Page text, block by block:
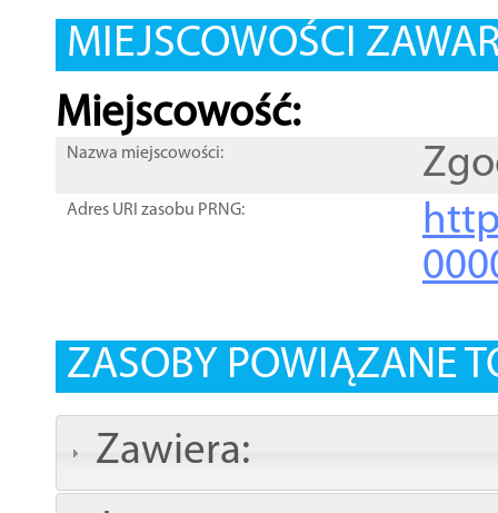
MIEJSCOWOŚCI
Miejscowość:
Nazwa miejscowości:
Adres URI zasobu PRNG:
ZASOBY POWIĄZANE
Zawiera: